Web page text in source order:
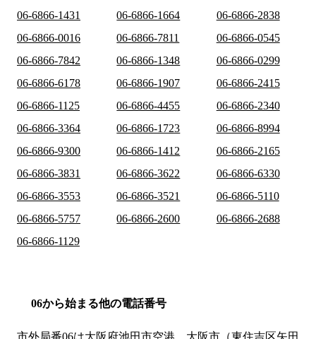
06-6866-1431
06-6866-1664
06-6866-2838
06-6866-0016
06-6866-7811
06-6866-0545
06-6866-7842
06-6866-1348
06-6866-0299
06-6866-6178
06-6866-1907
06-6866-2415
06-6866-1125
06-6866-4455
06-6866-2340
06-6866-3364
06-6866-1723
06-6866-8994
06-6866-9300
06-6866-1412
06-6866-2165
06-6866-3831
06-6866-3622
06-6866-6330
06-6866-3553
06-6866-3521
06-6866-5110
06-6866-5757
06-6866-2600
06-6866-2688
06-6866-1129
06から始まる他の電話番号